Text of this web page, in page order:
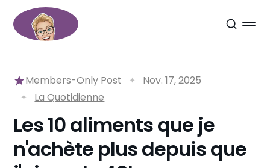
Members-Only Post
Nov. 17, 2025
La Quotidienne
Les 10 aliments que je
n'achète plus depuis que